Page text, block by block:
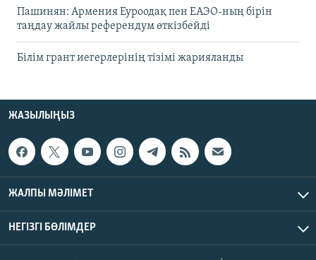
Пашинян: Армения Еуроодақ пен ЕАЭО-ның бірін
таңдау жайлы референдум өткізбейді
Білім грант иегерлерінің тізімі жарияланды
ЖАЗЫЛЫҢЫЗ
ЖАЛПЫ МӘЛІМЕТ
НЕГІЗГІ БӨЛІМДЕР